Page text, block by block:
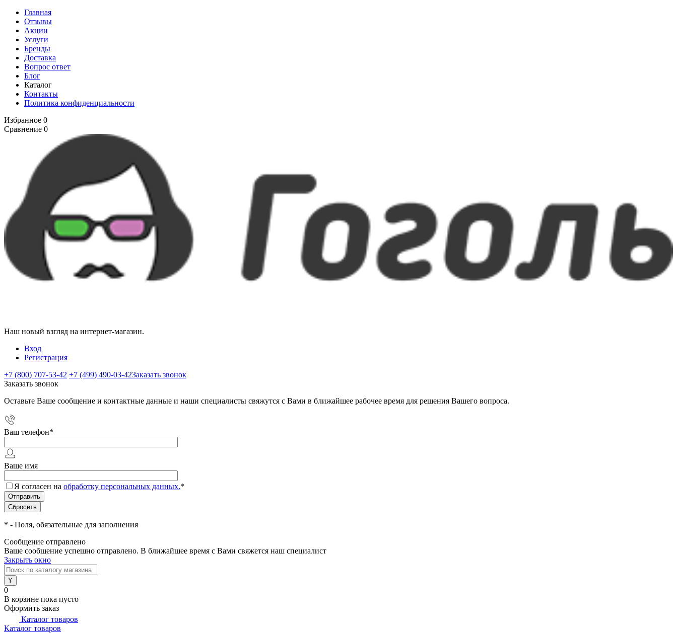
Главная
Отзывы
Акции
Услуги
Бренды
Доставка
Вопрос ответ
Блог
Каталог
Контакты
Политика конфиденциальности
Избранное 0
Сравнение 0
Наш новый взгляд на интернет-магазин.
Вход
Регистрация
+7 (800) 707-53-42 +7 (499) 490-03-42Заказать звонок
Заказать звонок
Оставьте Ваше сообщение и контактные данные и наши специалисты свяжутся с Вами в ближайшее рабочее время для решения Вашего вопроса.
Ваш телефон*
Ваше имя
Я согласен на обработку персональных данных.*
* - Поля, обязательные для заполнения
Сообщение отправлено
Ваше сообщение успешно отправлено. В ближайшее время с Вами свяжется наш специалист
Закрыть окно
0
В корзине пока пусто
Оформить заказ
Каталог товаров
Каталог товаров